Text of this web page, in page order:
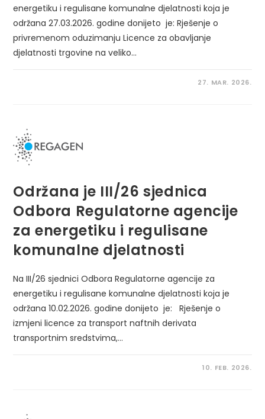
energetiku i regulisane komunalne djelatnosti koja je
održana 27.03.2026. godine donijeto je: Rješenje o
privremenom oduzimanju Licence za obavljanje
djelatnosti trgovine na veliko…
27. MAR. 2026.
Održana je III/26 sjednica
Odbora Regulatorne agencije
za energetiku i regulisane
komunalne djelatnosti
Na III/26 sjednici Odbora Regulatorne agencije za
energetiku i regulisane komunalne djelatnosti koja je
održana 10.02.2026. godine donijeto je: Rješenje o
izmjeni licence za transport naftnih derivata
transportnim sredstvima,…
10. FEB. 2026.